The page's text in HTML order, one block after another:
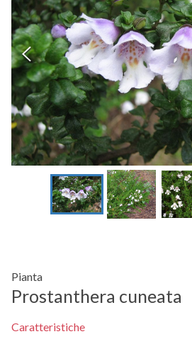
Pianta
Prostanthera cuneata
Caratteristiche